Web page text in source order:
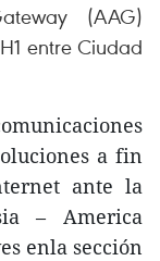
(AAG)
entre Ciudad
a fin
ante la
– America
enla sección